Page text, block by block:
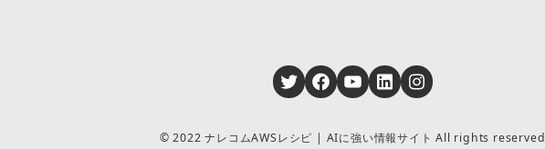
Twitter Facebook YouTube LinkedIn Instagram
© 2022 ナレコムAWSレシピ | AIに強い情報サイト All rights reserved